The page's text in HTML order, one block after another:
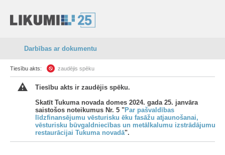
Darbības ar dokumentu
Tiesību akts: zaudējis spēku
Tiesību akts ir zaudējis spēku.
Skatīt Tukuma novada domes 2024. gada 25. janvāra
saistošos noteikumus Nr. 5 "Par pašvaldības
līdzfinansējumu vēsturisku ēku fasāžu atjaunošanai,
vēsturisku būvgaldniecības un metālkalumu izstrādājumu
restaurācijai Tukuma novadā".